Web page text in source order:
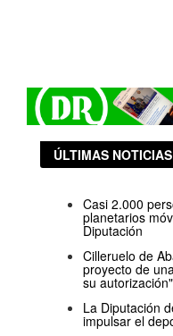
ÚLTIMAS NOTICIAS
Casi 2.000
planetarios
Diputación
Cilleruelo de
proyecto de
su autorización"
La Diputación
impulsar el